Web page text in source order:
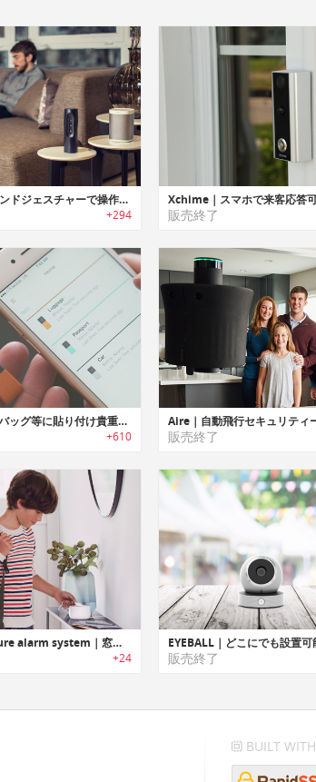
Hayo｜ハンドジェスチャーで操作可能なスマートホームコントローラー「ヘイヨー」
+294 販売終了
Mu tag｜バッグ等に貼り付け貴重品の紛失を防ぐ超小型トラッキングタグ「ミュータグ」
+610 販売終了
Nest Secure alarm system｜窓・ドア開閉/入退出検知機能搭載セキュリティシステム「ネストセキュア」
+24 販売終了
BUILT WITH